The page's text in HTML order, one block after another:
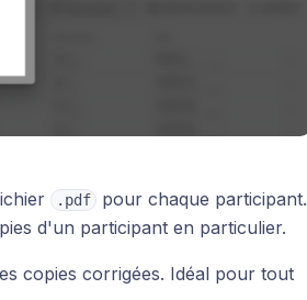
.pdf pour chaque participant.
d'un participant en particulier.
copies corrigées. Idéal pour tout